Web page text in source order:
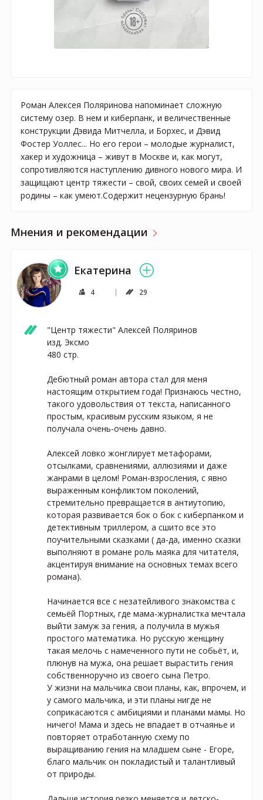
Роман Алексея Поляринова напоминает сложную
систему озер. В нем и киберпанк, и величественные
конструкции Дэвида Митчелла, и Борхес, и Дэвид
Фостер Уоллес... Но его герои – молодые журналист,
хакер и художница – живут в Москве и, как могут,
сопротивляются наступлению дивного нового мира. И
защищают центр тяжести – свой, своих семей и своей
родины – как умеют.Содержит нецензурную брань!
Мнения и рекомендации
Екатерина
4 29
"Центр тяжести" Алексей Поляринов
изд. Эксмо
480 стр.
Дебютный роман автора стал для меня
настоящим открытием года! Признаюсь честно,
такого удовольствия от текста, написанного
простым, красивым русским языком, я не
получала очень-очень давно.
Алексей ловко жонглирует метафорами,
отсылками, сравнениями, аллюзиями и даже
жанрами в целом! Роман-взросления, с явно
выраженным конфликтом поколений,
стремительно превращается в антиутопию,
которая развивается бок о бок с киберпанком и
детективным триллером, а сшито все это
поучительными сказками ( да-да, именно сказки
выполняют в романе роль маяка для читателя,
акцентируя внимание на основных темах всего
романа).
Начинается все с незатейливого знакомства с
семьёй Портных, где мама-журналистка мечтала
выйти замуж за гения, а получила в мужья
простого математика. Но русскую женщину
такая мелочь с намеченного пути не собьёт, и,
плюнув на мужа, она решает вырастить гения
собственноручно из своего сына Петро.⠀
У жизни на мальчика свои планы, как, впрочем, и
у самого мальчика, и эти планы нигде не
соприкасаются с амбициями и планами мамы. Но
ничего! Мама и здесь не впадает в отчаянье и
повторяет отработанную схему по
выращиванию гения на младшем сыне - Егоре,
благо мальчик он покладистый и талантливый
от природы.